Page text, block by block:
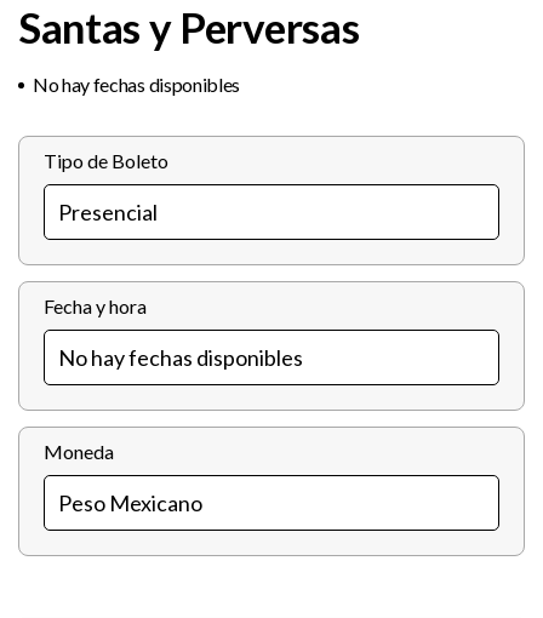
Santas y Perversas
No hay fechas disponibles
Tipo de Boleto
Fecha y hora
Moneda